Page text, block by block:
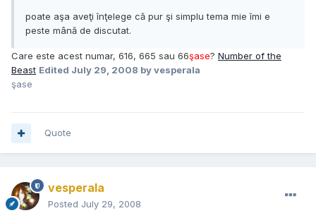
poate aşa aveţi înţelege că pur şi simplu tema mie îmi e
peste mână de discutat.
Care este acest numar, 616, 665 sau 66şase? Number of the
Beast Edited July 29, 2008 by vesperala
şase
Quote
vesperala
Posted July 29, 2008